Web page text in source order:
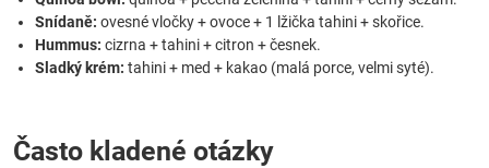
Snídaně: ovesné vločky + ovoce + 1 lžička tahini + skořice.
Hummus: cizrna + tahini + citron + česnek.
Sladký krém: tahini + med + kakao (malá porce, velmi syté).
Často kladené otázky